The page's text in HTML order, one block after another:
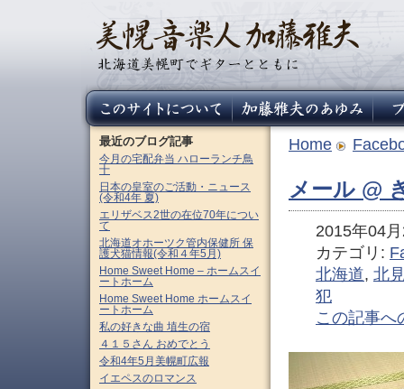
Home
メール @
2015年04
カテゴリ:
北海道, 北
犯
この記事へ
最近のブログ記事
今月の宅配弁当 ハローランチ鳥
十
日本の皇室のご活動・ニュース
(令和4年 夏)
エリザベス2世の在位70年につい
て
北海道オホーツク管内保健所 保
護犬猫情報(令和４年5月)
Home Sweet Home – ホームスイ
ートホーム
Home Sweet Home ホームスイ
ートホーム
私の好きな曲 埴生の宿
４１５さん おめでとう
令和4年5月美幌町広報
イエペスのロマンス